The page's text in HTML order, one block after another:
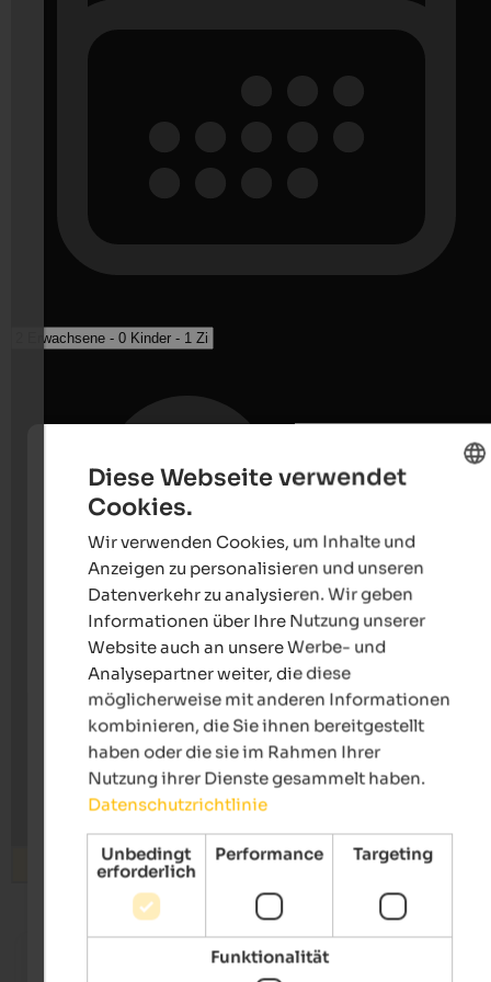
ab 205 €
WINKLER 5-Star Design Hotel
GERMAN
Diese Webseite verwendet
Cookies.
Wir verwenden Cookies, um Inhalte und
Anzeigen zu personalisieren und unseren
Datenverkehr zu analysieren. Wir geben
Informationen über Ihre Nutzung unserer
Website auch an unsere Werbe- und
Analysepartner weiter, die diese
möglicherweise mit anderen Informationen
kombinieren, die Sie ihnen bereitgestellt
haben oder die sie im Rahmen Ihrer
Nutzung ihrer Dienste gesammelt haben.
Datenschutzrichtlinie
Unbedingt
erforderlich
Performance Targeting
Funktionalität